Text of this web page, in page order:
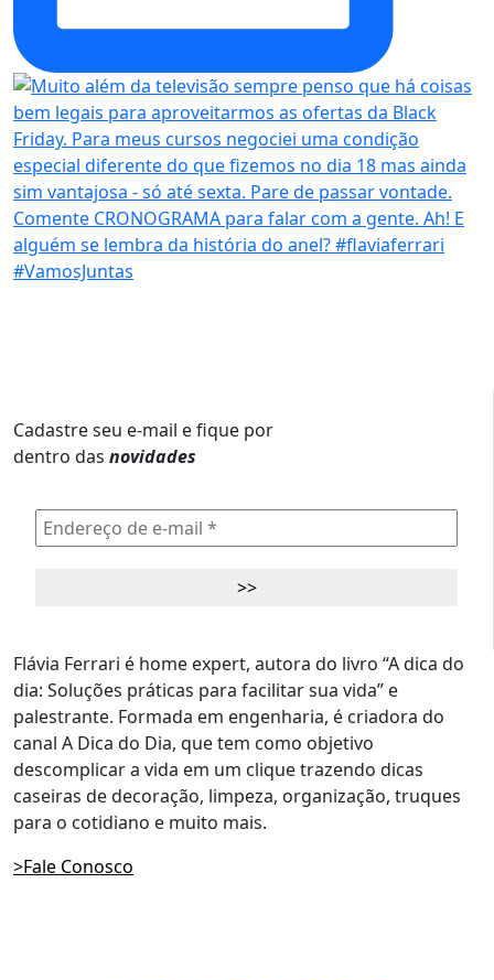
Cadastre seu e-mail e fique por
dentro das novidades
Flávia Ferrari é home expert, autora do livro “A dica do
dia: Soluções práticas para facilitar sua vida” e
palestrante. Formada em engenharia, é criadora do
canal A Dica do Dia, que tem como objetivo
descomplicar a vida em um clique trazendo dicas
caseiras de decoração, limpeza, organização, truques
para o cotidiano e muito mais.
>Fale Conosco